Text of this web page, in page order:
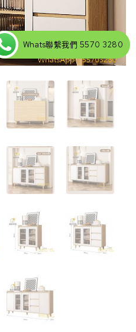
Whats聯繫我們 5570 3280